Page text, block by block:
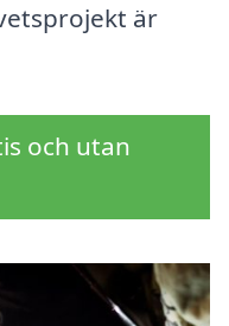
är
och utan